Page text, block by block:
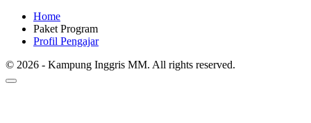
Home
Paket Program
Profil Pengajar
© 2026 - Kampung Inggris MM. All rights reserved.